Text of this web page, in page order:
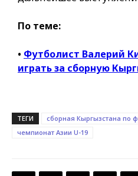
По теме:
• Футболист Валерий
играть за сборную
ТЕГИ сборная Кыргызстана по
чемпионат Азии U-19